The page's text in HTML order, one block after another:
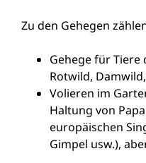
Zu den Gehegen
Gehege für Tiere
Rotwild,
Volieren im
Haltung von
europäischen
Gimpel usw.),